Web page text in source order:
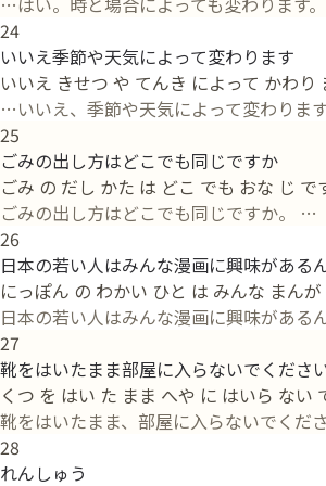
24
いいえ季節や天気によって変わります
いいえ きせつ や てんき によって かわり
…いいえ、季節や天気によって変わります
25
ごみの出し方はどこでも同じですか
ごみ の だし かた は どこ でも おな じ で
ごみの出し方はどこでも同じですか。 …
26
日本の若い人はみんな漫画に興味がある
にっぽん の わかい ひと は みんな まん
日本の若い人はみんな漫画に興味がある
27
靴をはいたまま部屋に入らないでくださ
くつ を はい た まま へや に はいら ない
靴をはいたまま、部屋に入らないでくださ
28
れんしゅう